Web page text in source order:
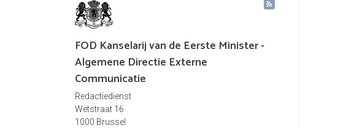
FOD Kanselarij van de Eerste Minister -
Algemene Directie Externe
Communicatie
Redactiedienst
Wetstraat 16
1000 Brussel